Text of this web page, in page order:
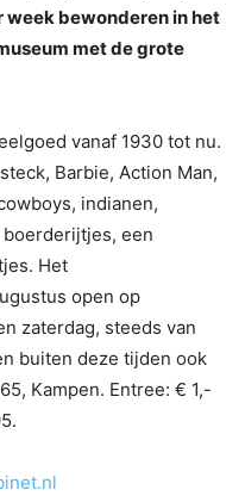
week bewonderen in het
met de grote
vanaf 1930 tot nu.
Barbie, Action Man,
indianen,
een
Het
open op
zaterdag, steeds van
buiten deze tijden ook
Kampen. Entree: € 1,-